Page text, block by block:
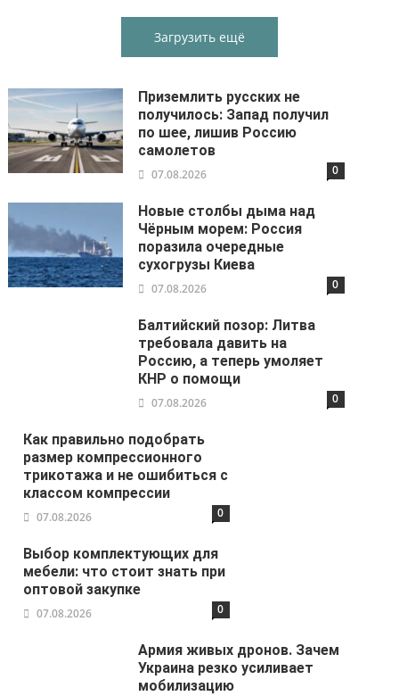
Загрузить ещё
Приземлить русских не
получилось: Запад получил
по шее, лишив Россию
самолетов
07.08.2026 0
Новые столбы дыма над
Чёрным морем: Россия
поразила очередные
сухогрузы Киева
07.08.2026 0
Балтийский позор: Литва
требовала давить на
Россию, а теперь умоляет
КНР о помощи
07.08.2026 0
Как правильно подобрать
размер компрессионного
трикотажа и не ошибиться с
классом компрессии
07.08.2026 0
Выбор комплектующих для
мебели: что стоит знать при
оптовой закупке
07.08.2026 0
Армия живых дронов. Зачем
Украина резко усиливает
мобилизацию